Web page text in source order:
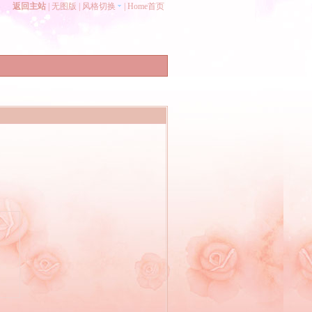
返回主站 无图版 风格切换 Home首页